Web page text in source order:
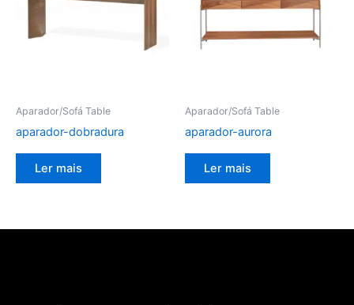
Aparador/Sofá Table
aparador-dobradura
Ler mais
Aparador/Sofá Table
aparador-aurora
Ler mais